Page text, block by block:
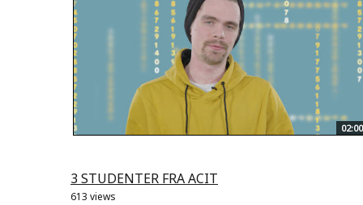
02:00
3 STUDENTER FRA ACIT
613 views